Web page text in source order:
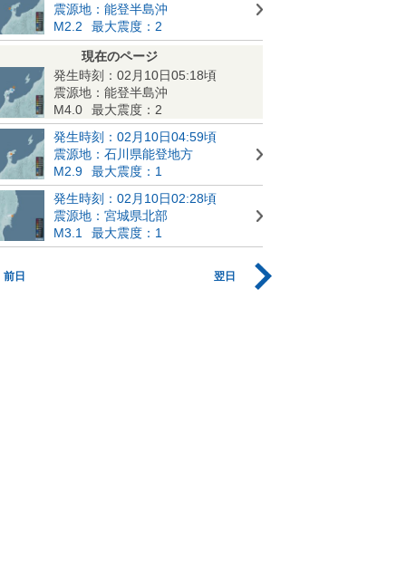
震源地：能登半島沖
M2.2
最大震度：2
現在のページ
発生時刻：02月10日05:18頃
震源地：能登半島沖
M4.0
最大震度：2
発生時刻：02月10日04:59頃
震源地：石川県能登地方
M2.9
最大震度：1
発生時刻：02月10日02:28頃
震源地：宮城県北部
M3.1
最大震度：1
前日 翌日